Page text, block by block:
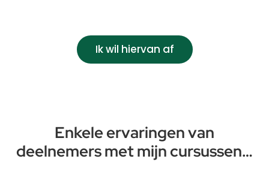
Ik wil hiervan af
Enkele ervaringen van
deelnemers met mijn cursussen…